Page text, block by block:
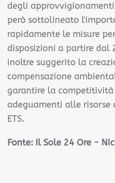
degli
però sottolineato
rapidamente le misure
disposizioni a partire dal
inoltre suggerito la
compensazione
garantire la competitività
adeguamenti alle
ETS.
Fonte: Il Sole 24 Ore -